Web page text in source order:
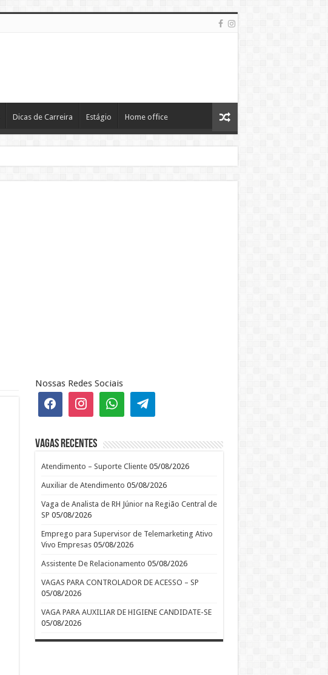
Dicas de Carreira Estágio Home office
Nossas Redes Sociais
Vagas recentes
Atendimento – Suporte Cliente 05/08/2026
Auxiliar de Atendimento 05/08/2026
Vaga de Analista de RH Júnior na Região Central de
SP 05/08/2026
Emprego para Supervisor de Telemarketing Ativo
Vivo Empresas 05/08/2026
Assistente De Relacionamento 05/08/2026
VAGAS PARA CONTROLADOR DE ACESSO – SP
05/08/2026
VAGA PARA AUXILIAR DE HIGIENE CANDIDATE-SE
05/08/2026